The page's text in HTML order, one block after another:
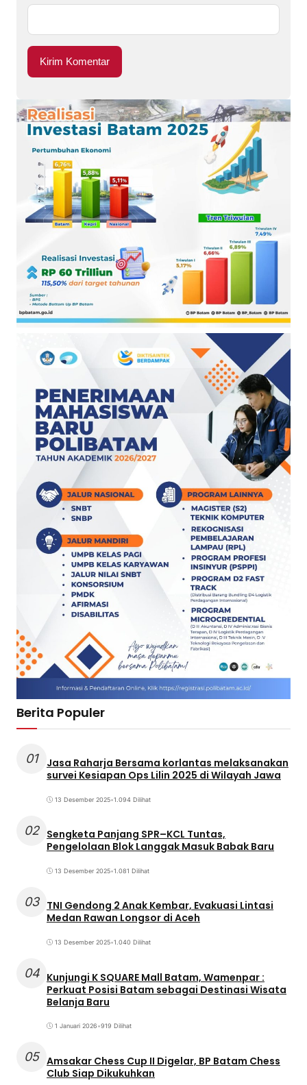
Berita Populer
01
Jasa Raharja Bersama korlantas melaksanakan
survei Kesiapan Ops Lilin 2025 di Wilayah Jawa
13 Desember 2025•1.094 Dilihat
02 Sengketa Panjang SPR–KCL Tuntas,
Pengelolaan Blok Langgak Masuk Babak Baru
13 Desember 2025•1.081 Dilihat
03 TNI Gendong 2 Anak Kembar, Evakuasi Lintasi
Medan Rawan Longsor di Aceh
13 Desember 2025•1.040 Dilihat
04 Kunjungi K SQUARE Mall Batam, Wamenpar :
Perkuat Posisi Batam sebagai Destinasi Wisata
Belanja Baru
1 Januari 2026•919 Dilihat
05 Amsakar Chess Cup II Digelar, BP Batam Chess
Club Siap Dikukuhkan